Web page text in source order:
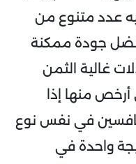
عدد متنوع من
جودة ممكنة
غالية الثمن
أرخص منها إذا
في نفس نوع
واحدة في